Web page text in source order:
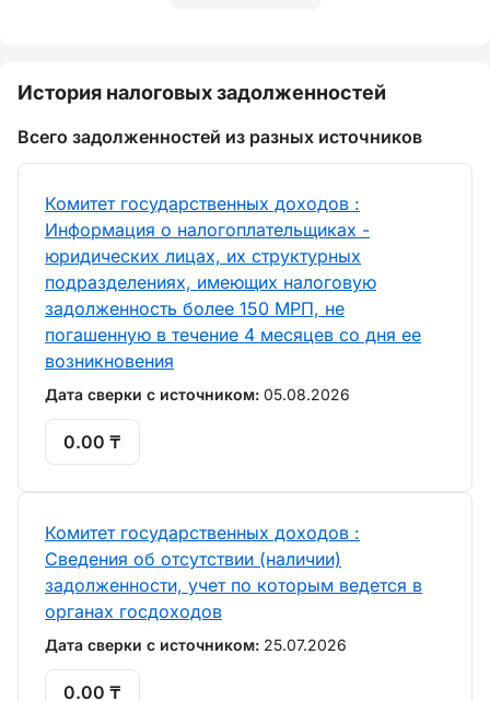
История налоговых задолженностей
Всего задолженностей из разных источников
Комитет государственных доходов :
Информация о налогоплательщиках -
юридических лицах, их структурных
подразделениях, имеющих налоговую
задолженность более 150 МРП, не
погашенную в течение 4 месяцев со дня ее
возникновения
Дата сверки с источником: 05.08.2026
0.00 ₸
Комитет государственных доходов :
Сведения об отсутствии (наличии)
задолженности, учет по которым ведется в
органах госдоходов
Дата сверки с источником: 25.07.2026
0.00 ₸